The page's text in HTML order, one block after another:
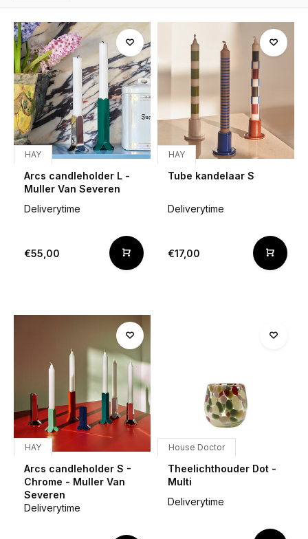
HAY
Arcs candleholder L -
Muller Van Severen
Deliverytime
€55,00
HAY
Tube kandelaar S
Deliverytime
€17,00
HAY
Arcs candleholder S -
Chrome - Muller Van
Severen
Deliverytime
House Doctor
Theelichthouder Dot -
Multi
Deliverytime